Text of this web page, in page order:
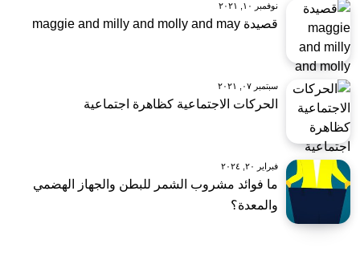
نوفمبر ١٠, ٢٠٢١
قصيدة maggie and milly and molly and may
سبتمبر ٠٧, ٢٠٢١
الحركات الاجتماعية كظاهرة اجتماعية
فبراير ٢٠, ٢٠٢٤
ما فوائد مشروب الشمر للبطن والجهاز الهضمي
والمعدة؟